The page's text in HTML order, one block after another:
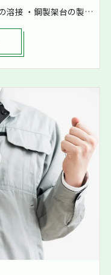
＜配管工事＞ ・配管敷設作業 ・配管の溶接 ・鋼製架台の製作など ・空気の配管 ・油配管 ・水配管 ・燃料配管などを加工 8割現場での作業となり、発電所や工場といった大きな現場も施工しています！ まずは先輩補助として軽作業から一緒に作業をしていきます。 1現場4～8名で対応し、困ったときもすぐに相談出来る環境です。